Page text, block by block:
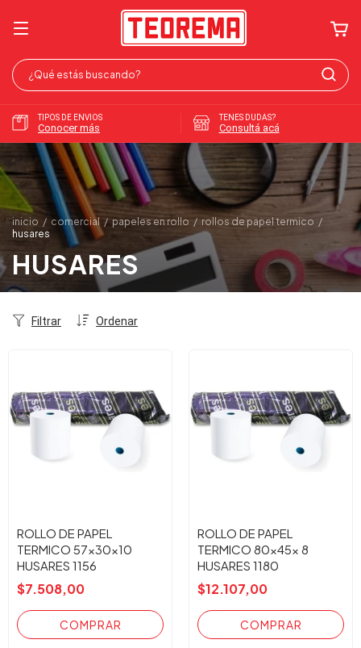
TIPOS DE ENVIOS
Conocer más
TENES DUDAS?
Consultá acá
inicio / comercial / papeles en rollo / rollos de papel termico /
husares
HUSARES
Ordenar
Filtrar
ROLLO DE PAPEL
TERMICO 57x30x10
HUSARES 1156
$7.508,00
ROLLO DE PAPEL
TERMICO 80x45x 8
HUSARES 1180
$12.107,00